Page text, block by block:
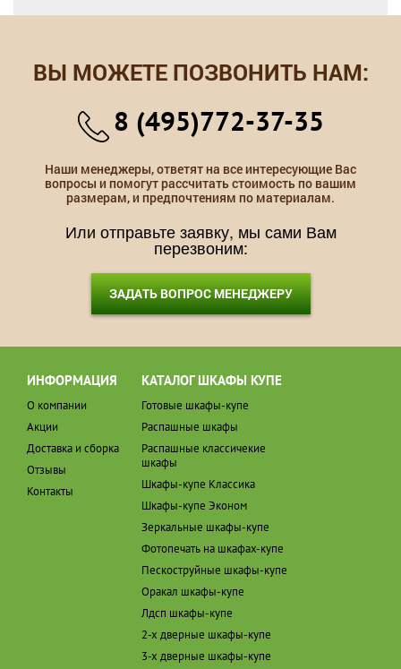
ВЫ МОЖЕТЕ ПОЗВОНИТЬ НАМ:
8 (495)772-37-35
Наши менеджеры, ответят на все интересующие Вас
вопросы и помогут рассчитать стоимость по вашим
размерам, и предпочтениям по материалам.
Или отправьте заявку, мы сами Вам
перезвоним:
ЗАДАТЬ ВОПРОС МЕНЕДЖЕРУ
ИНФОРМАЦИЯ
О компании
Акции
Доставка и сборка
Отзывы
Контакты
КАТАЛОГ ШКАФЫ КУПЕ
Готовые шкафы-купе
Распашные шкафы
Распашные классичекие
шкафы
Шкафы-купе Классика
Шкафы-купе Эконом
Зеркальные шкафы-купе
Фотопечать на шкафах-купе
Пескоструйные шкафы-купе
Оракал шкафы-купе
Лдсп шкафы-купе
2-х дверные шкафы-купе
3-х дверные шкафы-купе